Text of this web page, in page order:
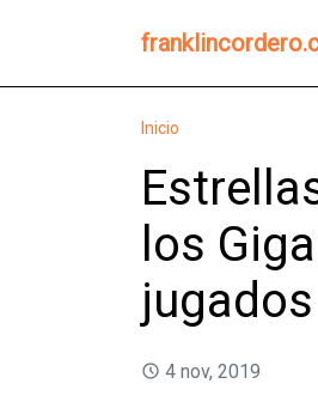
Inicio
los
4 nov, 2019